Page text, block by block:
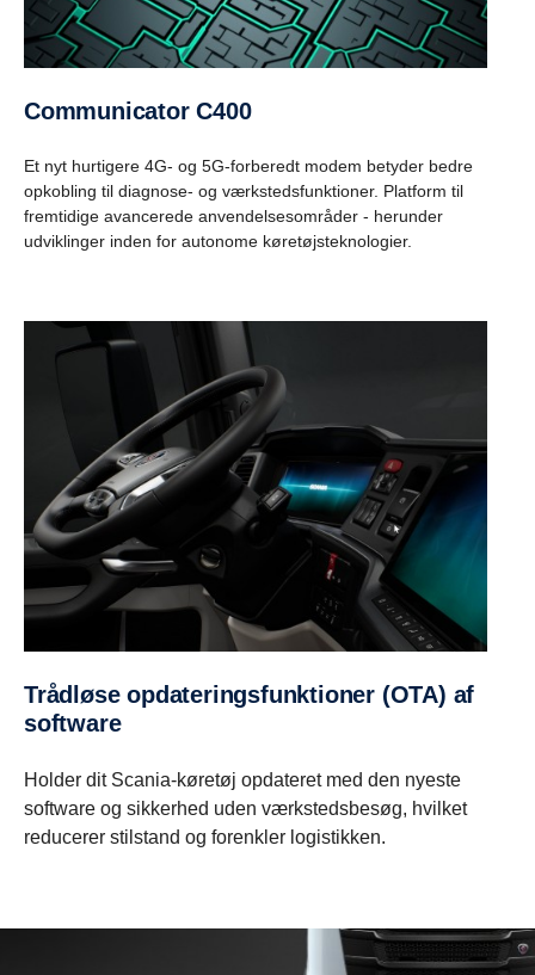
Communicator C400
Et nyt hurtigere 4G- og 5G-forberedt modem betyder bedre
opkobling til diagnose- og værkstedsfunktioner. Platform til
fremtidige avancerede anvendelsesområder - herunder
udviklinger inden for autonome køretøjsteknologier.
Trådløse opdateringsfunktioner (OTA) af
software
Holder dit Scania-køretøj opdateret med den nyeste
software og sikkerhed uden værkstedsbesøg, hvilket
reducerer stilstand og forenkler logistikken.